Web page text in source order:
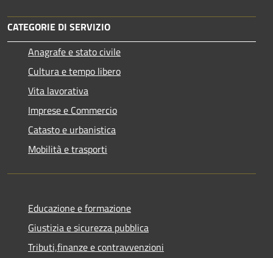
CATEGORIE DI SERVIZIO
Anagrafe e stato civile
Cultura e tempo libero
Vita lavorativa
Imprese e Commercio
Catasto e urbanistica
Mobilità e trasporti
Educazione e formazione
Giustizia e sicurezza pubblica
Tributi,finanze e contravvenzioni